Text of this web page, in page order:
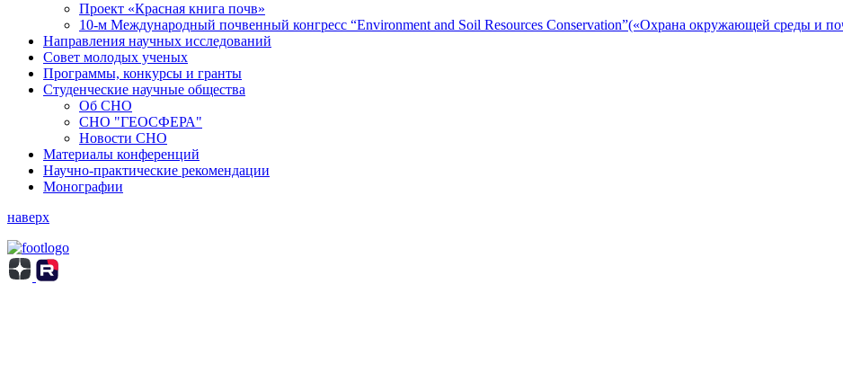
Проект «Красная книга почв»
10-м Международный почвенный конгресс “Environment and Soil Resources Conservation”(«Охрана окружающей среды и
Направления научных исследований
Совет молодых ученых
Программы, конкурсы и гранты
Студенческие научные общества
Об СНО
СНО "ГЕОСФЕРА"
Новости СНО
Материалы конференций
Научно-практические рекомендации
Монографии
наверх